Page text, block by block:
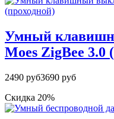
Умный
Moes ZigBee 3.0
2490 руб3690 руб
Скидка 20%